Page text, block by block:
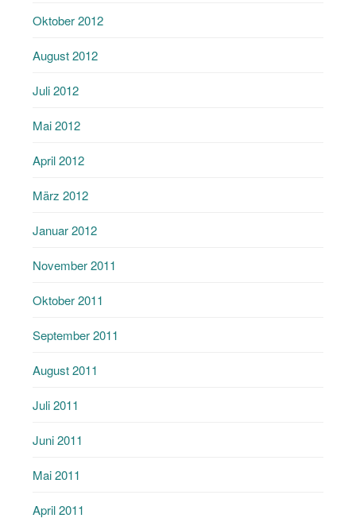
Oktober 2012
August 2012
Juli 2012
Mai 2012
April 2012
März 2012
Januar 2012
November 2011
Oktober 2011
September 2011
August 2011
Juli 2011
Juni 2011
Mai 2011
April 2011